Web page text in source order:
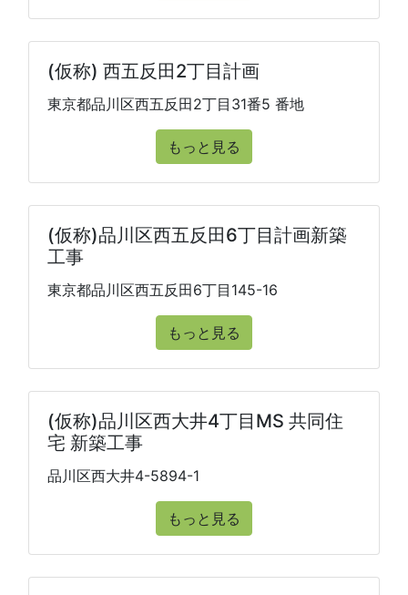
(仮称) 西五反田2丁目計画
東京都品川区西五反田2丁目31番5 番地
もっと見る
(仮称)品川区西五反田6丁目計画新築
工事
東京都品川区西五反田6丁目145-16
もっと見る
(仮称)品川区西大井4丁目MS 共同住
宅 新築工事
品川区西大井4-5894-1
もっと見る